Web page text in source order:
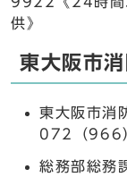
供》
東大阪市
東大阪市消
072（966
総務部総